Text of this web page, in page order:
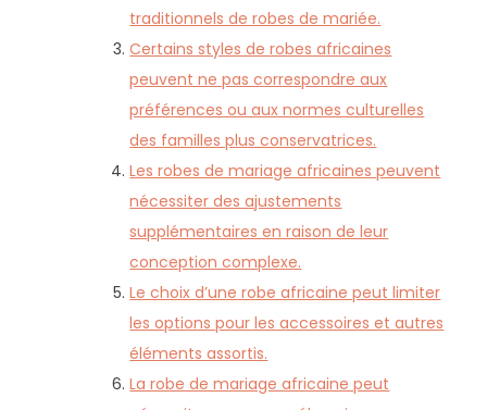
traditionnels de robes de mariée.
Certains styles de robes africaines
peuvent ne pas correspondre aux
préférences ou aux normes culturelles
des familles plus conservatrices.
Les robes de mariage africaines peuvent
nécessiter des ajustements
supplémentaires en raison de leur
conception complexe.
Le choix d’une robe africaine peut limiter
les options pour les accessoires et autres
éléments assortis.
La robe de mariage africaine peut